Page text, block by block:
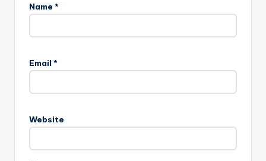
Name *
Email *
Website